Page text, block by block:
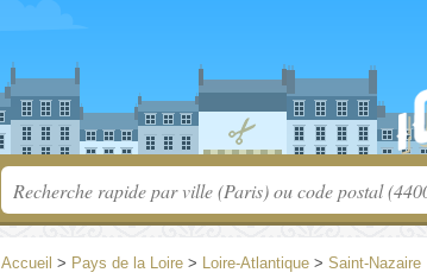
Accueil > Pays de la Loire > Loire-Atlantique > Saint-Nazaire